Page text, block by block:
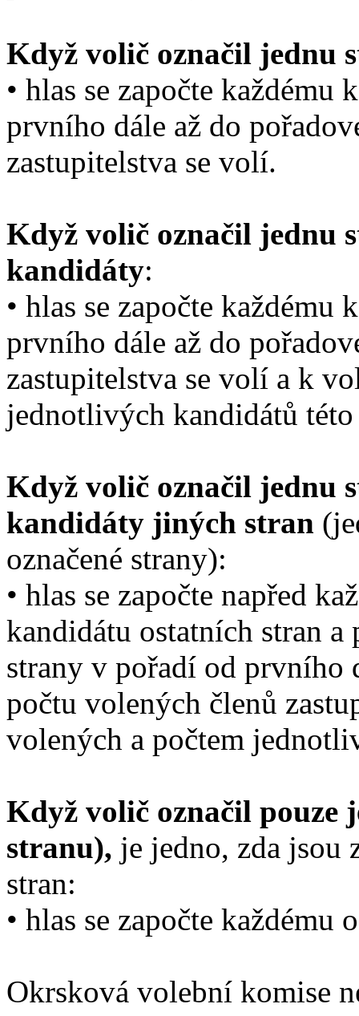
Když volič označil jednu
• hlas se započte
prvního dále až do
zastupitelstva se volí.
Když volič označil jednu
kandidáty:
• hlas se započte
prvního dále až do
zastupitelstva se volí a k
jednotlivých kandidátů
Když volič označil jednu
kandidáty jiných stran
označené strany):
• hlas se započte napřed
kandidátu ostatních stran
strany v pořadí od prvního
počtu volených členů
volených a počtem
Když volič označil
stranu), je jedno, zda jsou
stran:
• hlas se započte každému
Okrsková volební komise